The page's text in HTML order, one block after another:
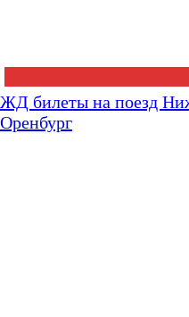
ЖД билеты на поезд
Оренбург